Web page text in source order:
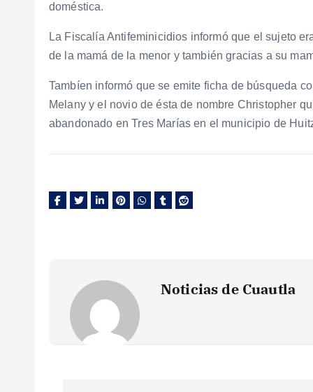
doméstica.
La Fiscalía Antifeminicidios informó que el sujeto
de la mamá de la menor y también gracias a su
Tambíen informó que se emite ficha de búsqueda
Melany y el novio de ésta de nombre Christopher
abandonado en Tres Marías en el municipio de
Noticias de Cuautla